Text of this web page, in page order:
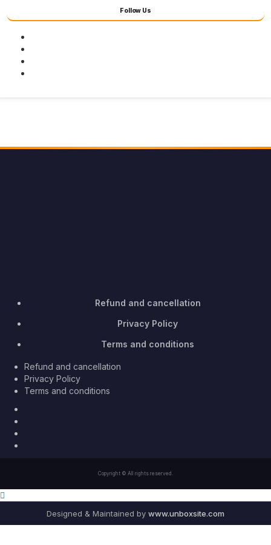
Follow Us
Refund and cancellation
Privacy Policy
Terms and conditions
Refund and cancellation
Privacy Policy
Terms and conditions
Copyright © All rights reserved.
Designed & Maintained by www.unboxsite.com